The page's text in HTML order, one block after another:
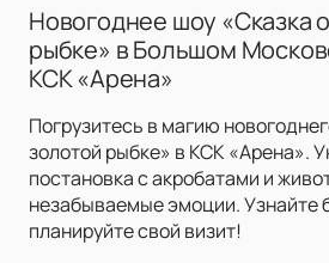
Новогоднее шоу «Сказка
рыбке» в Большом
КСК «Арена»
Погрузитесь в магию
золотой рыбке» в КСК «Арена».
постановка с акробатами и
незабываемые эмоции. Узнайте
планируйте свой визит!